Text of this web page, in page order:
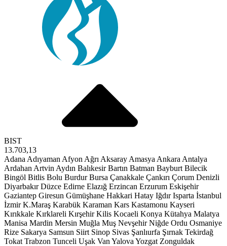
BIST
13.703,13
Adana Adıyaman Afyon Ağrı Aksaray Amasya Ankara Antalya
Ardahan Artvin Aydın Balıkesir Bartın Batman Bayburt Bilecik
Bingöl Bitlis Bolu Burdur Bursa Çanakkale Çankırı Çorum Denizli
Diyarbakır Düzce Edirne Elazığ Erzincan Erzurum Eskişehir
Gaziantep Giresun Gümüşhane Hakkari Hatay Iğdır Isparta İstanbul
İzmir K.Maraş Karabük Karaman Kars Kastamonu Kayseri
Kırıkkale Kırklareli Kırşehir Kilis Kocaeli Konya Kütahya Malatya
Manisa Mardin Mersin Muğla Muş Nevşehir Niğde Ordu Osmaniye
Rize Sakarya Samsun Siirt Sinop Sivas Şanlıurfa Şırnak Tekirdağ
Tokat Trabzon Tunceli Uşak Van Yalova Yozgat Zonguldak